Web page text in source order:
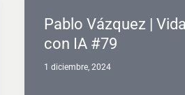
Pablo Vázquez |
con IA #79
1 diciembre, 2024